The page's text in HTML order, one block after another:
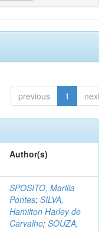
previous 1
Author(s)
SPOSITO, Marilia
Pontes; SILVA,
Hamilton Harley de
Carvalho; SOUZA,